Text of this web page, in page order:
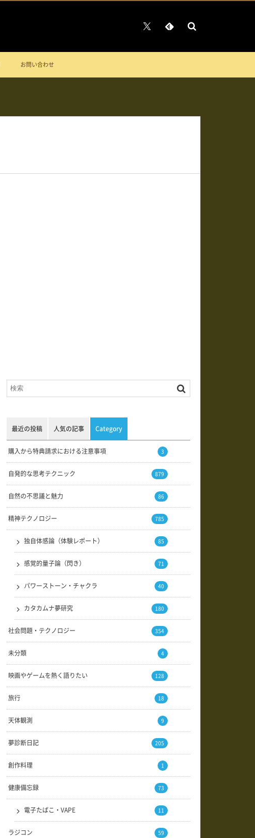
お問い合わせ
最近の投稿 人気の記事 Category
購入から特典請求における注意事項 3
自発的な思考テクニック 879
自然の不思議と魅力 86
精神テクノロジー 785
独自体感論（体験レポート） 85
感覚的量子論（閃き） 71
パワーストーン・チャクラ 40
カタカムナ夢研究 180
社会問題・テクノロジー 354
未分類 4
映画やゲームを熱く語りたい 128
旅行 18
天体観測 9
夢診断日記 205
創作料理 1
健康備忘録 73
電子たばこ・VAPE 11
ラジコン 59